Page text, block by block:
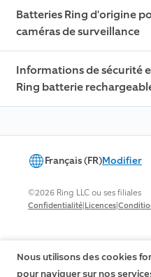
Batteries Ring d'origine
caméras de surveillance
Informations de sécurité
Ring batterie
Français (FR)Modifier
©2026 Ring LLC ou ses filiales
Confidentialité|Licences|
Nous utilisons des cookies
pour naviguer sur nos